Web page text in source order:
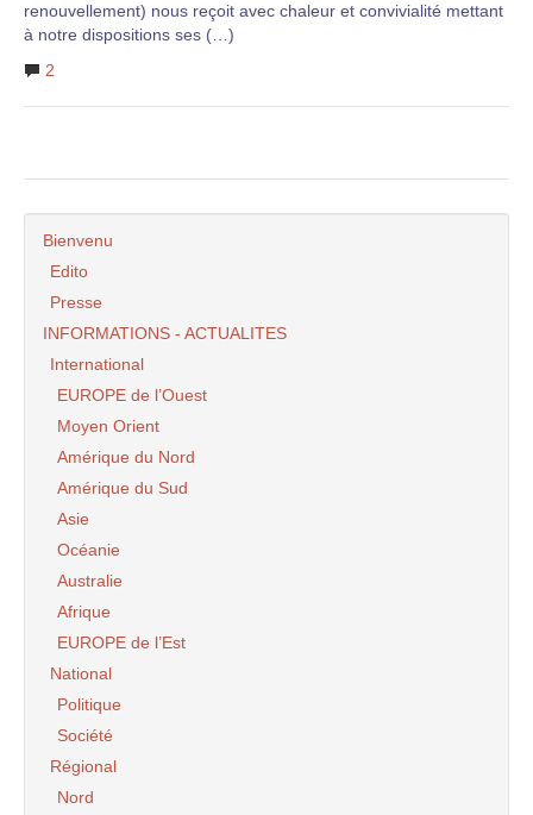
renouvellement) nous reçoit avec chaleur et convivialité mettant
à notre dispositions ses (…)
2
Bienvenu
Edito
Presse
INFORMATIONS - ACTUALITES
International
EUROPE de l’Ouest
Moyen Orient
Amérique du Nord
Amérique du Sud
Asie
Océanie
Australie
Afrique
EUROPE de l’Est
National
Politique
Société
Régional
Nord